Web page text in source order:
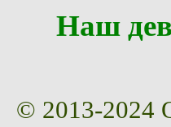
Наш
© 2013-2024